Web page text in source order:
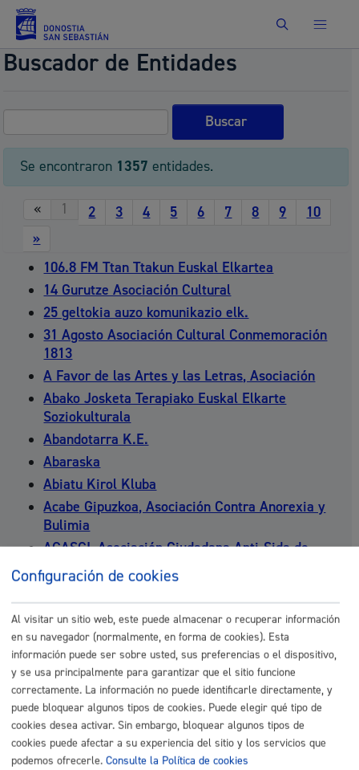
Buscar
Buscador de Entidades
Se encontraron 1357 entidades.
« 1 2 3 4 5 6 7 8 9
10
»
106.8 FM Ttan Ttakun Euskal Elkartea
14 Gurutze Asociación Cultural
25 geltokia auzo komunikazio elk.
31 Agosto Asociación Cultural Conmemoración
1813
A Favor de las Artes y las Letras, Asociación
Abako Josketa Terapiako Euskal Elkarte
Soziokulturala
Abandotarra K.E.
Abaraska
Abiatu Kirol Kluba
Acabe Gipuzkoa, Asociación Contra Anorexia y
Bulimia
ACASGI, Asociación Ciudadana Anti-Sida de
Gipuzkoa
Acción Marianista para el Desarrollo Fundación
Acco Land
ACDN Asociación Cultural Donostiako Nepaliak
ACEC, Asociación de consumidores y estudios del
Cannabis
Acesma, Asociación Cubana Extranjera Sierra
Maestra en el País Vasco
Acimon- Asociación de ciudadanos de Mongolia
del País Vasco, de Donostia/San Sebastián
Configuración de cookies
Al visitar un sitio web, este puede almacenar o recuperar información
en su navegador (normalmente, en forma de cookies). Esta
información puede ser sobre usted, sus preferencias o el dispositivo,
y se usa principalmente para garantizar que el sitio funcione
correctamente. La información no puede identificarle directamente, y
puede bloquear algunos tipos de cookies. Puede elegir qué tipo de
cookies desea activar. Sin embargo, bloquear algunos tipos de
cookies puede afectar a su experiencia del sitio y los servicios que
podemos ofrecerle. Consulte la Política de cookies